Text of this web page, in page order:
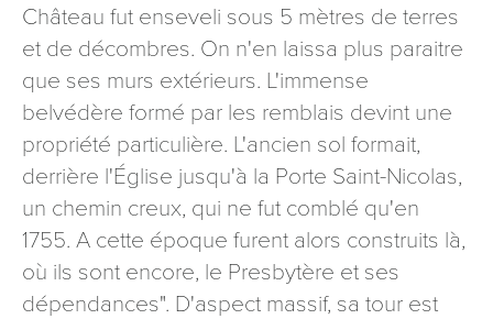
Château fut enseveli sous 5 mètres de terres
et de décombres. On n'en laissa plus paraitre
que ses murs extérieurs. L'immense
belvédère formé par les remblais devint une
propriété particulière. L'ancien sol formait,
derrière l'Église jusqu'à la Porte Saint-Nicolas,
un chemin creux, qui ne fut comblé qu'en
1755. A cette époque furent alors construits là,
où ils sont encore, le Presbytère et ses
dépendances". D'aspect massif, sa tour est